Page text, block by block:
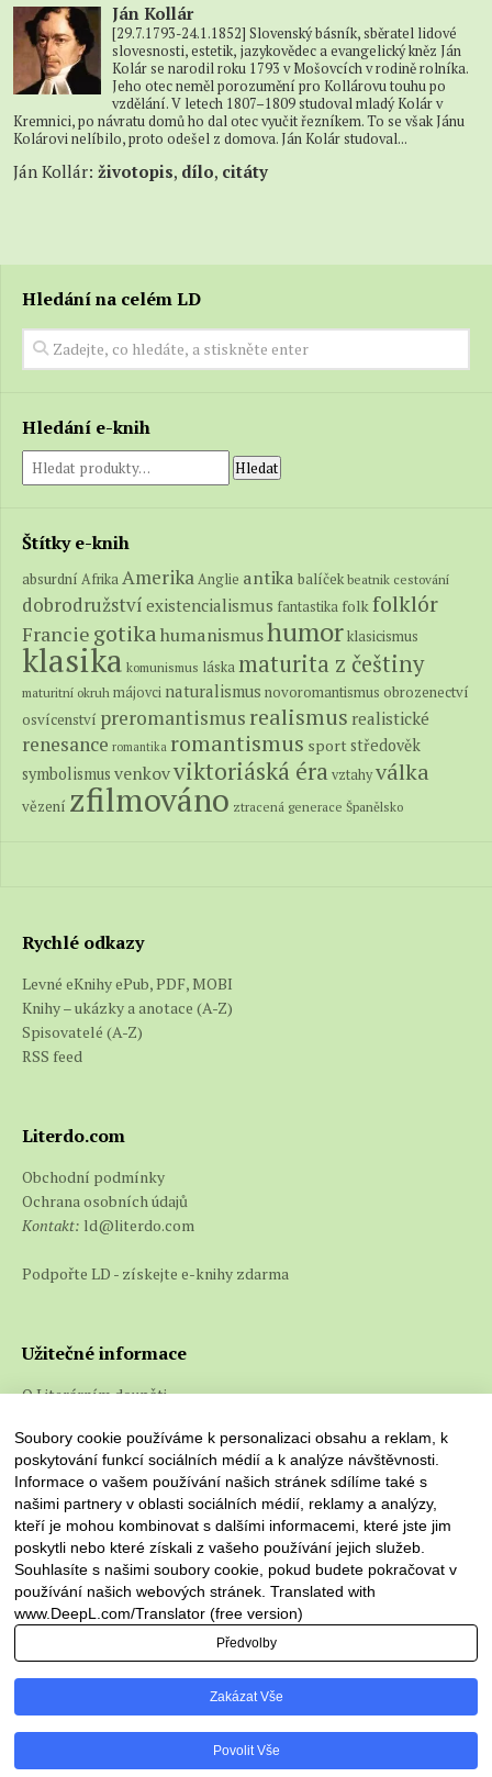
Ján Kollár
[29.7.1793-24.1.1852] Slovenský básník, sběratel lidové
slovesnosti, estetik, jazykovědec a evangelický kněz Ján
Kolár se narodil roku 1793 v Mošovcích v rodině rolníka.
Jeho otec neměl porozumění pro Kollárovu touhu po
vzdělání. V letech 1807–1809 studoval mladý Kolár v
Kremnici, po návratu domů ho dal otec vyučit řezníkem. To se však Jánu
Kolárovi nelíbilo, proto odešel z domova. Ján Kolár studoval...
Ján Kollár: životopis, dílo, citáty
Hledání na celém LD
Hledání e-knih
Hledat
Štítky e-knih
absurdní AfrikaAmerikaAnglie antika balíček beatnik cestování
dobrodružství existencialismus fantastika folkfolklór
Francie gotikahumanismushumorklasicismus
klasika komunismus láskamaturita z češtiny
maturitní okruh májovci naturalismus novoromantismus obrozenectví
osvícenství preromantismusrealismus realistické
renesance romantika romantismus sport středověk
symbolismus venkovviktoriáská éravztahyválka
vězení zfilmováno ztracená generace Španělsko
Rychlé odkazy
Levné eKnihy ePub, PDF, MOBI
Knihy – ukázky a anotace (A-Z)
Spisovatelé (A-Z)
RSS feed
Literdo.com
Obchodní podmínky
Ochrana osobních údajů
Kontakt: ld@literdo.com
Podpořte LD - získejte e-knihy zdarma
Užitečné informace
O Literárním doupěti
Literární doupě © 2026. Všechna práva vyhrazena
Soubory cookie používáme k personalizaci obsahu a reklam, k
poskytování funkcí sociálních médií a k analýze návštěvnosti.
Informace o vašem používání našich stránek sdílíme také s
našimi partnery v oblasti sociálních médií, reklamy a analýzy,
kteří je mohou kombinovat s dalšími informacemi, které jste jim
poskytli nebo které získali z vašeho používání jejich služeb.
Souhlasíte s našimi soubory cookie, pokud budete pokračovat v
používání našich webových stránek. Translated with
www.DeepL.com/Translator (free version)
Předvolby
Zakázat Vše
Povolit Vše